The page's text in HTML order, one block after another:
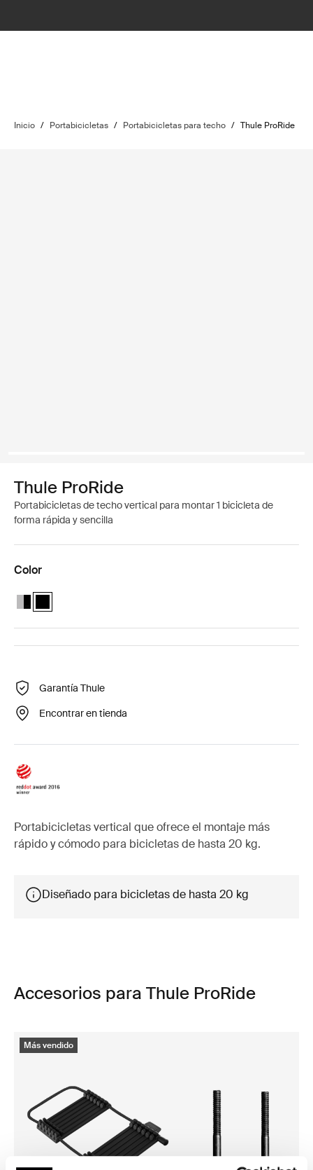
Inicio / Portabicicletas / Portabicicletas para techo / Thule ProRide
Thule ProRide
Portabicicletas de techo vertical para montar 1 bicicleta de
forma rápida y sencilla
Color
Thule ProRide Aluminum/Black
Thule ProRide Negro (selected)
Garantía Thule
Encontrar en tienda
Portabicicletas vertical que ofrece el montaje más
rápido y cómodo para bicicletas de hasta 20 kg.
Diseñado para bicicletas de hasta 20 kg
Accesorios para Thule ProRide
Más vendido